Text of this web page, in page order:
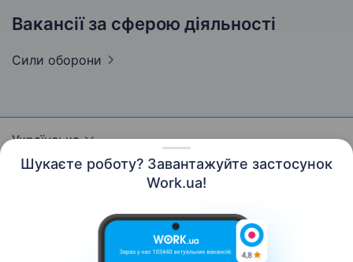
Шукаєте роботу? Завантажуйте застосунок
Work.ua!
Вакансії за сферою діяльності
Сили оборони
Українська